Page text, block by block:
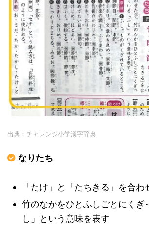
出典：チャレンジ小学漢字辞典
なりたち
「たけ」と「たちきる」を合わ
竹のなかをひとふしごとにくぎ
し」という意味を表す